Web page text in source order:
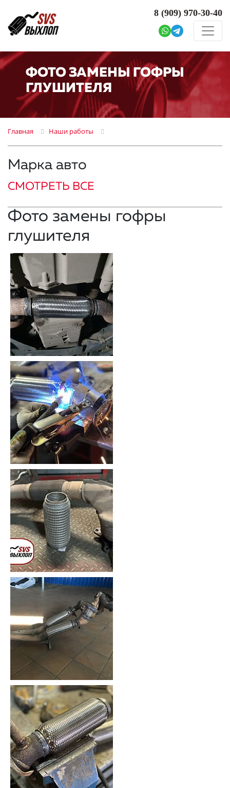
8 (909) 970-30-40
ФОТО ЗАМЕНЫ ГОФРЫ
ГЛУШИТЕЛЯ
Главная Наши работы
Марка авто
СМОТРЕТЬ ВСЕ
Фото замены гофры
глушителя